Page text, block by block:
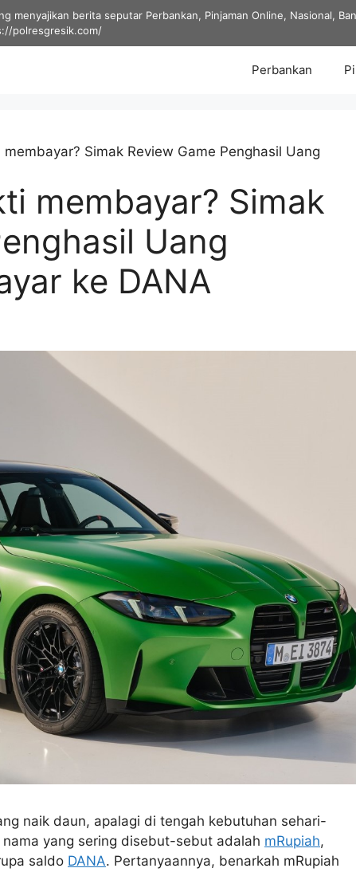
menyajikan berita seputar Perbankan, Pinjaman Online, Nasional,
polresgresik.com/
Perbankan
Simak Review Game Penghasil Uang
membayar? Simak
Uang
ke DANA
naik daun, apalagi di tengah kebutuhan sehari-
yang sering disebut-sebut adalah mRupiah,
saldo DANA. Pertanyaannya, benarkah mRupiah